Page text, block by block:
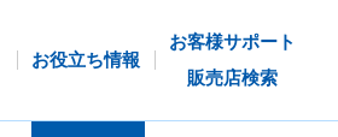
お役立ち情報
お客様サポート
販売店検索